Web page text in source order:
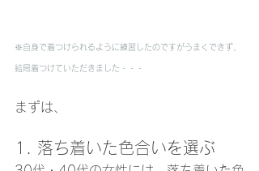
※自身で着つけられるように練習したのですがうまくできず、
結局着つけていただきました・・・
まずは、
1. 落ち着いた色合いを選ぶ